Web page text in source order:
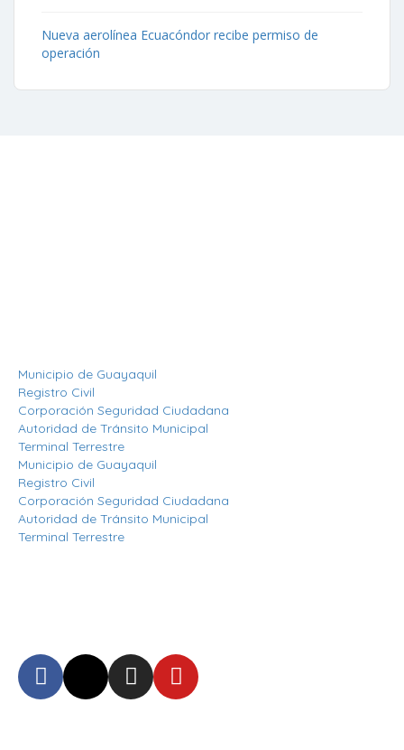
Nueva aerolínea Ecuacóndor recibe permiso de
operación
Municipio de Guayaquil
Registro Civil
Corporación Seguridad Ciudadana
Autoridad de Tránsito Municipal
Terminal Terrestre
Municipio de Guayaquil
Registro Civil
Corporación Seguridad Ciudadana
Autoridad de Tránsito Municipal
Terminal Terrestre